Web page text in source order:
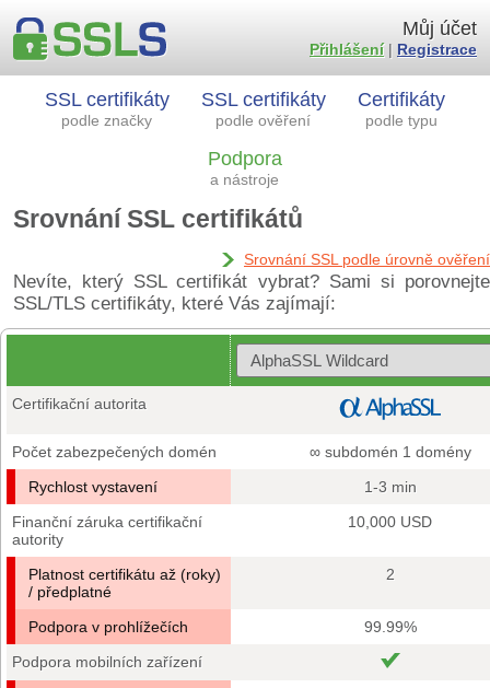
SSL certifikáty
podle značky
SSL certifikáty
podle ověření
Certifikáty
podle typu
Podpora
a nástroje
Můj účet
Přihlášení| Registrace
Srovnání SSL certifikátů
Srovnání SSL podle úrovně ověření
Nevíte, který SSL certifikát vybrat? Sami si porovnejte
SSL/TLS certifikáty, které Vás zajímají:
Certifikační autorita
Počet zabezpečených domén
∞ subdomén 1 domény
Rychlost vystavení
1-3 min
Finanční záruka certifikační
autority
10,000 USD
Platnost certifikátu až (roky)
/ předplatné
2
Podpora v prohlížečích
99.99%
Podpora mobilních zařízení